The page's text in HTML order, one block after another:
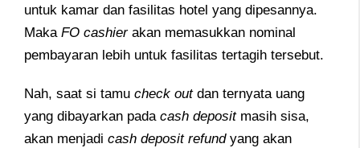
untuk kamar dan fasilitas hotel yang dipesannya.
Maka FO cashier akan memasukkan nominal
pembayaran lebih untuk fasilitas tertagih tersebut.
Nah, saat si tamu check outdan ternyata uang
yang dibayarkan pada cash depositmasih sisa,
akan menjadi cash deposit refundyang akan